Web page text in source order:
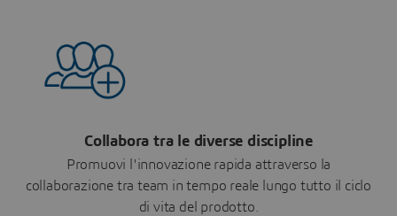
Collabora tra le diverse discipline
Promuovi l'innovazione rapida attraverso la
collaborazione tra team in tempo reale lungo tutto il ciclo
di vita del prodotto.